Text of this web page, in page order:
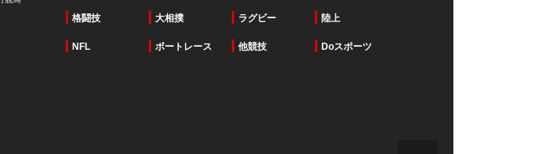
格闘技 大相撲 ラグビー 陸上
NFL ボートレース 他競技 Doスポーツ